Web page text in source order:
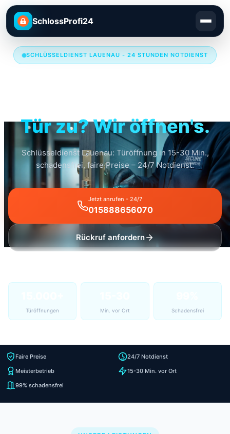
SchlossProfi24
SCHLÜSSELDIENST LAUENAU - 24 STUNDEN NOTDIENST
Tür zu? Wir öffnen's.
Schlüsseldienst Lauenau: Türöffnung in 15-30 Min.,
schadensfrei, faire Preise – 24/7 Notdienst.
Jetzt anrufen - 24/7
015888656070
Rückruf anfordern
Türöffnungen Min. vor Ort Schadensfrei
Faire Preise
24/7 Notdienst
Meisterbetrieb
15-30 Min. vor Ort
99% schadensfrei